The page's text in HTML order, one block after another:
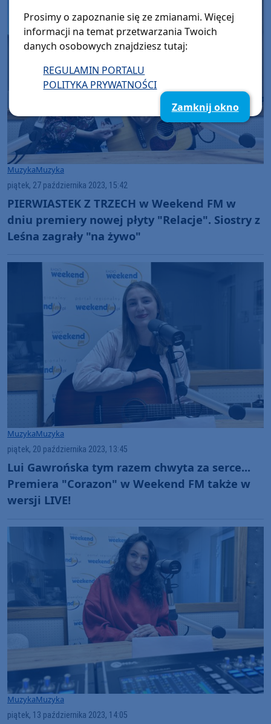
MuzykaMuzyka
piątek, 27 października 2023, 15:42
PIERWIASTEK Z TRZECH w Weekend FM w
dniu premiery nowej płyty "Relacje". Siostry z
Leśna zagrały "na żywo"
MuzykaMuzyka
piątek, 20 października 2023, 13:45
Lui Gawrońska tym razem chwyta za serce...
Premiera "Corazon" w Weekend FM także w
wersji LIVE!
MuzykaMuzyka
piątek, 13 października 2023, 14:05
Prosimy o zapoznanie się ze zmianami. Więcej
informacji na temat przetwarzania Twoich
danych osobowych znajdziesz tutaj:
REGULAMIN PORTALU
POLITYKA PRYWATNOŚCI
Zamknij okno